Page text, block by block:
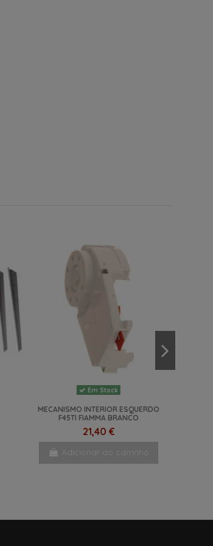
Em Stock
MECANISMO INTERIOR ESQUERDO
F45TI FIAMMA BRANCO
21,40 €
Adicionar ao carrinho